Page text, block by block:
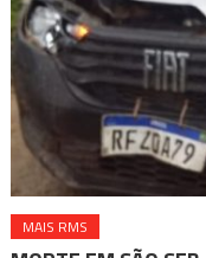
MAIS RMS